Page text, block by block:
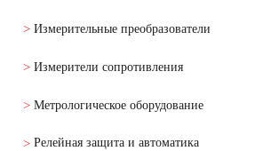
Измерительные преобразователи
Измерители сопротивления
Метрологическое оборудование
Релейная защита и автоматика